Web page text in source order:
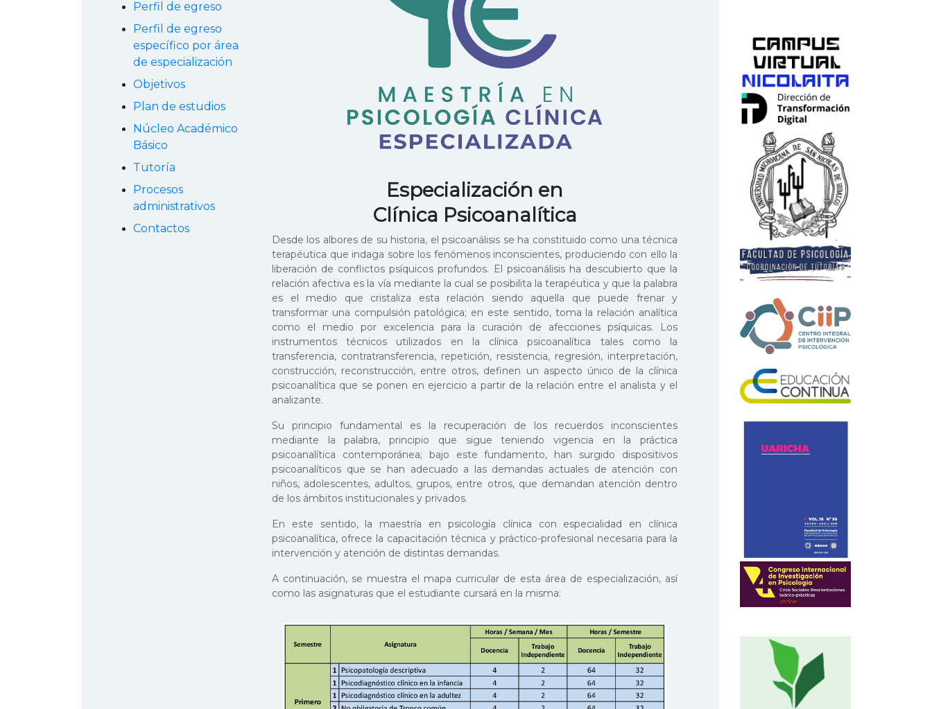
Perfil de egreso
Perfil de egreso
específico por área
de especialización
Objetivos
Plan de estudios
Núcleo Académico
Básico
Tutoría
Procesos
administrativos
Contactos
Especialización en
Clínica Psicoanalítica
Desde los albores de su historia, el psicoanálisis se ha constituido como una técnica
terapéutica que indaga sobre los fenómenos inconscientes, produciendo con ello la
liberación de conflictos psíquicos profundos. El psicoanálisis ha descubierto que la
relación afectiva es la vía mediante la cual se posibilita la terapéutica y que la palabra
es el medio que cristaliza esta relación siendo aquella que puede frenar y
transformar una compulsión patológica; en este sentido, toma la relación analítica
como el medio por excelencia para la curación de afecciones psíquicas. Los
instrumentos técnicos utilizados en la clínica psicoanalítica tales como la
transferencia, contratransferencia, repetición, resistencia, regresión, interpretación,
construcción, reconstrucción, entre otros, definen un aspecto único de la clínica
psicoanalítica que se ponen en ejercicio a partir de la relación entre el analista y el
analizante.
Su principio fundamental es la recuperación de los recuerdos inconscientes
mediante la palabra, principio que sigue teniendo vigencia en la práctica
psicoanalítica contemporánea; bajo este fundamento, han surgido dispositivos
psicoanalíticos que se han adecuado a las demandas actuales de atención con
niños, adolescentes, adultos, grupos, entre otros, que demandan atención dentro
de los ámbitos institucionales y privados.
En este sentido, la maestría en psicología clínica con especialidad en clínica
psicoanalítica, ofrece la capacitación técnica y práctico-profesional necesaria para la
intervención y atención de distintas demandas.
A continuación, se muestra el mapa curricular de esta área de especialización, así
como las asignaturas que el estudiante cursará en la misma: